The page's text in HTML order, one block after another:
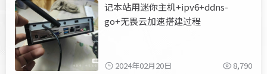
记本站用迷你主机+ipv6+ddns-
go+无畏云加速搭建过程
2024年02月20日 8,790